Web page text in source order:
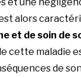
alors
et de soin de
cette maladie
de